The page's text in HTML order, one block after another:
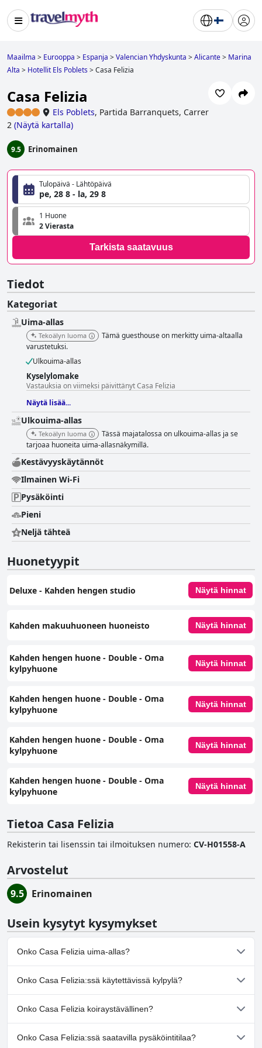
Maailma > Eurooppa > Espanja >Valencian Yhdyskunta >Alicante> Marina
Alta > Hotellit Els Poblets>Casa Felizia
Casa Felizia
Els Poblets, Partida Barranquets, Carrer
2 (Näytä kartalla)
9.5 Erinomainen
Tulopäivä - Lähtöpäivä
pe, 28 8 - la, 29 8
1 Huone
2 Vierasta
Tarkista saatavuus
Tiedot
Kategoriat
Uima-allas
Tekoälyn luoma
Tämä guesthouse on merkitty uima-altaalla
varustetuksi.
Ulkouima-allas
Kyselylomake
Vastauksia on viimeksi päivittänyt Casa Felizia
Näytä lisää...
Ulkouima-allas
Tekoälyn luoma
Tässä majatalossa on ulkouima-allas ja se
tarjoaa huoneita uima-allasnäkymillä.
Kestävyyskäytännöt
Ilmainen Wi-Fi
Pysäköinti
Pieni
Neljä tähteä
Huonetyypit
Deluxe - Kahden hengen studio Näytä hinnat
Kahden makuuhuoneen huoneisto Näytä hinnat
Kahden hengen huone - Double - Oma
kylpyhuone
Näytä hinnat
Kahden hengen huone - Double - Oma
kylpyhuone
Näytä hinnat
Kahden hengen huone - Double - Oma
kylpyhuone
Näytä hinnat
Kahden hengen huone - Double - Oma
kylpyhuone
Näytä hinnat
Tietoa Casa Felizia
Rekisterin tai lisenssin tai ilmoituksen numero: CV-H01558-A
Arvostelut
9.5 Erinomainen
Usein kysytyt kysymykset
Onko Casa Felizia uima-allas?
Kyllä, Casa Felizia:ssä on uima-allas/altaita, jotka kuuluvat yhteen
tai useampaan seuraavista luokista: Ulkouima-allas.Lisätietoja
saatUima-allas-kyselylomakkeen vastauksista.
Onko Casa Felizia:ssä käytettävissä kylpylä?
Ei, Casa Felizia ei tarjoa kylpylää.
Onko Casa Felizia koiraystävällinen?
Ei, Casa Felizia ei salli koiria.
Onko Casa Felizia:ssä saatavilla pysäköintitilaa?